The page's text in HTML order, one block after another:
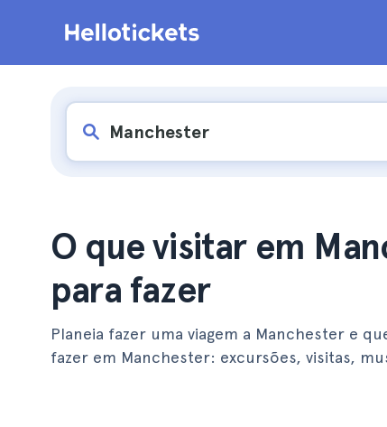
O que visitar em
para fazer
Planeia fazer uma viagem a Manchester e
fazer em Manchester: excursões, visitas,